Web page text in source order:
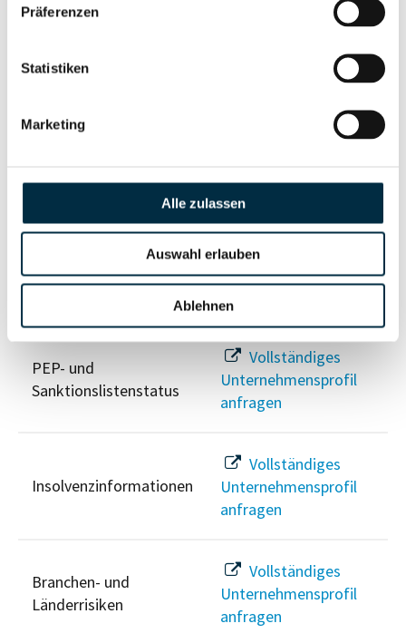
Präferenzen
Statistiken
Marketing
Alle zulassen
Auswahl erlauben
Ablehnen
Unternehmensnetzwerk
Vollständiges
Unternehmensprofil
Unternehmensprofil
anfragen
PEP- und
Sanktionslistenstatus
Vollständiges
Unternehmensprofil
anfragen
Insolvenzinformationen
Vollständiges
Unternehmensprofil
anfragen
Branchen- und
Länderrisiken
Vollständiges
Unternehmensprofil
anfragen